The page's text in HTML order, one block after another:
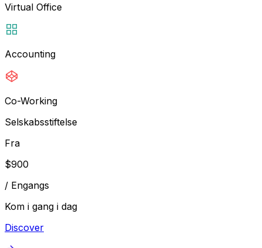
Virtual Office
Accounting
Co-Working
Selskabsstiftelse
Fra
$900
/ Engangs
Kom i gang i dag
Discover